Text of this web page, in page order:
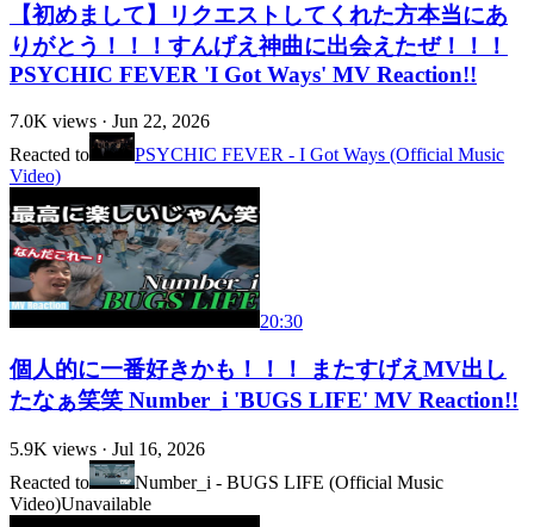
【初めまして】リクエストしてくれた方本当にあ
りがとう！！！すんげえ神曲に出会えたぜ！！！
PSYCHIC FEVER 'I Got Ways' MV Reaction!!
7.0K views · Jun 22, 2026
Reacted to
PSYCHIC FEVER - I Got Ways (Official Music
Video)
20:30
個人的に一番好きかも！！！ またすげえMV出し
たなぁ笑笑 Number_i 'BUGS LIFE' MV Reaction!!
5.9K views · Jul 16, 2026
Reacted to
Number_i - BUGS LIFE (Official Music
Video)Unavailable